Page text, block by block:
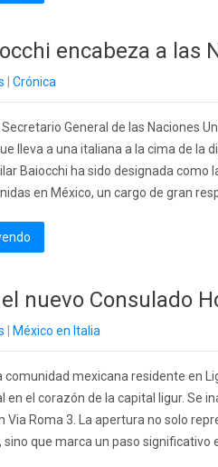
encabeza a las
Crónica
Secretario General de las Naciones
lleva a una italiana a la cima de la
Baiocchi ha sido designada
en México, un cargo de gran
nuevo Consulado
México en Italia
comunidad mexicana residente en
en el corazón de la capital ligur. Se
Via Roma 3. La apertura no solo
que marca un paso significativo